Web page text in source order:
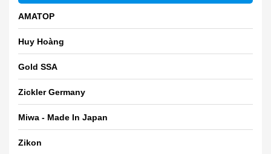
AMATOP
Huy Hoàng
Gold SSA
Zickler Germany
Miwa - Made In Japan
Zikon